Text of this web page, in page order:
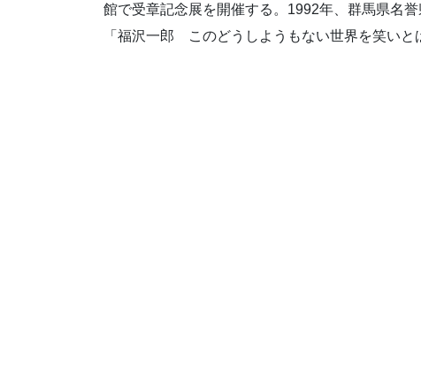
館で受章記念展を開催する。1992年、群馬県名
「福沢一郎 このどうしようもない世界を笑いと